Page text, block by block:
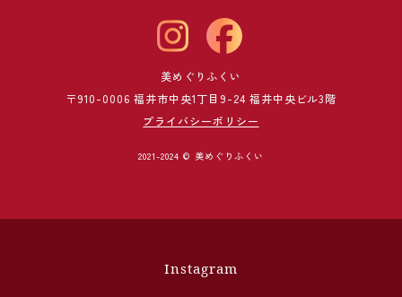
美めぐりふくい
〒910-0006 福井市中央1丁目9-24 福井中央ビル3階
プライバシーポリシー
2021-2024 © 美めぐりふくい
Instagram